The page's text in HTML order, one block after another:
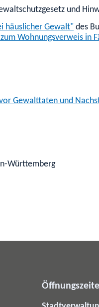
und
häuslicher Gewalt" des
Wohnungsverweis in
Gewalttaten und
Württemberg